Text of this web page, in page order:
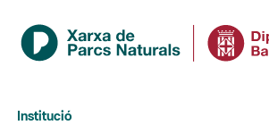
Institució